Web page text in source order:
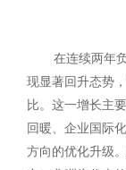
在连续两年
现显著回升态势
比。这一增长主
回暖、企业国际
方向的优化升级